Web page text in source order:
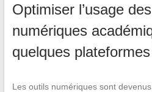
Optimiser l’usage
numériques
quelques
Les outils numériques sont